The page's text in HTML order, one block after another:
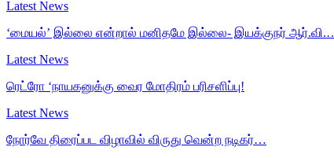
Latest News
‘மையல்’ இல்லை என்றால் மனிதமே இல்லை- இயக்குநர்
Latest News
ரெட்ரோ ‘நாயகனுக்கு வைர மோதிரம் பரிசளிப்பு!
Latest News
நோர்வே திரைப்பட விழாவில் விருது வென்ற நடிகர்…